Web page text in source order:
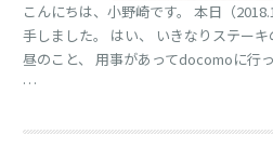
こんにちは、小野崎です。 本日（
手しました。 はい、 いきなりステー
昼のこと、 用事があってdocomoに行
…